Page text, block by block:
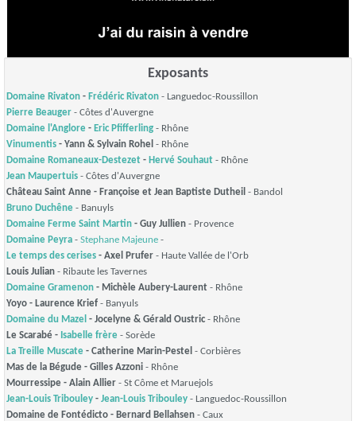
Exposants
Domaine Rivaton - Frédéric Rivaton - Languedoc-Roussillon
Pierre Beauger - Côtes d'Auvergne
Domaine l'Anglore - Eric Pfifferling - Rhône
Vinumentis - Yann & Sylvain Rohel - Rhône
Domaine Romaneaux-Destezet - Hervé Souhaut - Rhône
Jean Maupertuis - Côtes d'Auvergne
Château Saint Anne - Françoise et Jean Baptiste Dutheil - Bandol
Bruno Duchêne - Banuyls
Domaine Ferme Saint Martin - Guy Jullien - Provence
Domaine Peyra - Stephane Majeune -
Le temps des cerises - Axel Prufer - Haute Vallée de l'Orb
Louis Julian - Ribaute les Tavernes
Domaine Gramenon - Michèle Aubery-Laurent - Rhône
Yoyo - Laurence Krief - Banyuls
Domaine du Mazel - Jocelyne & Gérald Oustric - Rhône
Le Scarabé - Isabelle frère - Sorède
La Treille Muscate - Catherine Marin-Pestel - Corbières
Mas de la Bégude - Gilles Azzoni - Rhône
Mourressipe - Alain Allier - St Côme et Maruejols
Jean-Louis Tribouley - Jean-Louis Tribouley - Languedoc-Roussillon
Domaine de Fontédicto - Bernard Bellahsen - Caux